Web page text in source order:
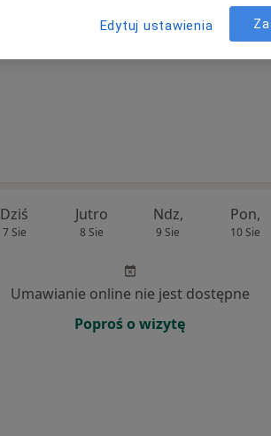
Umawianie online nie jest dostępne
Dziś
7 Sie
Jutro
8 Sie
Ndz,
9 Sie
Pon,
10 Sie
Umawianie online nie jest dostępne
Poproś o wizytę
Edytuj ustawienia